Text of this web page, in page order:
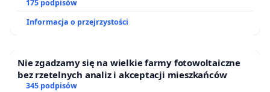
zakładu wytwarzania biometanu „Krynki” w
Ostrowiu Południowym oraz ochrony mieszkańców i
Puszczy Knyszyńskiej
175 podpisów
Informacja o przejrzystości
Nie zgadzamy się na wielkie farmy fotowoltaiczne
bez rzetelnych analiz i akceptacji mieszkańców
345 podpisów